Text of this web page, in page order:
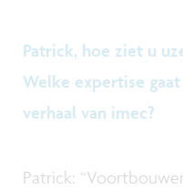
Patrick, hoe ziet u
Welke expertise
verhaal van imec?
Patrick: